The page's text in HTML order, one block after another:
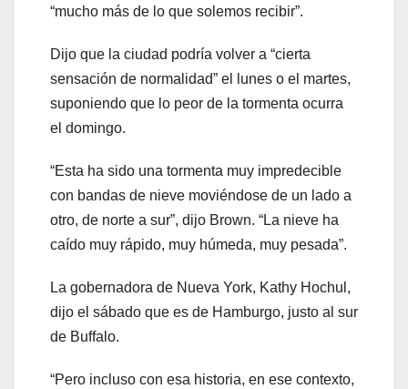
“mucho más de lo que solemos recibir”.
Dijo que la ciudad podría volver a “cierta
sensación de normalidad” el lunes o el martes,
suponiendo que lo peor de la tormenta ocurra
el domingo.
“Esta ha sido una tormenta muy impredecible
con bandas de nieve moviéndose de un lado a
otro, de norte a sur”, dijo Brown. “La nieve ha
caído muy rápido, muy húmeda, muy pesada”.
La gobernadora de Nueva York, Kathy Hochul,
dijo el sábado que es de Hamburgo, justo al sur
de Buffalo.
“Pero incluso con esa historia, en ese contexto,